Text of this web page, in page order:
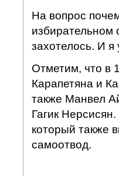
На вопрос
избирательном
захотелось. И
Отметим, что в
Карапетяна и
также Манвел
Гагик
который также
самоотвод.